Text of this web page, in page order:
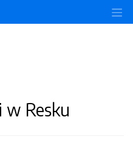
w Resku